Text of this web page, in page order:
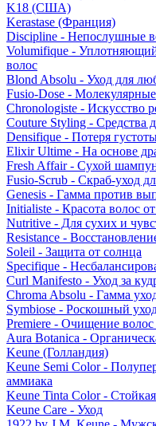
K18 (США)
Kerastase (Франция)
Discipline - Непослушные
Volumifique - Уплотняющий
волос
Blond Absolu - Уход для
Fusio-Dose -
Chronologiste - Искусство
Couture Styling - Средства
Densifique - Потеря
Elixir Ultime - На основе
Fresh Affair - Сухой
Fusio-Scrub - Скраб-уход
Genesis - Гамма против
Initialiste - Красота волос
Nutritive - Для сухих и
Resistance -
Soleil - Защита от солнца
Specifique -
Curl Manifesto - Уход за
Chroma Absolu - Гамма
Symbiose - Роскошный
Premiere - Очищение
Aura Botanica -
Keune (Голландия)
Keune Semi Color -
аммиака
Keune Tinta Color -
Keune Care - Уход